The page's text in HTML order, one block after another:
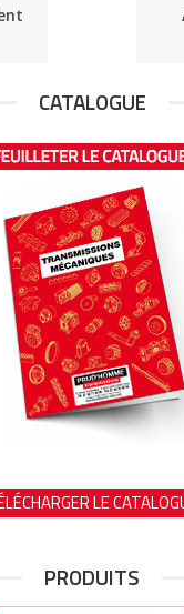
CATALOGUE
LE
PRODUITS